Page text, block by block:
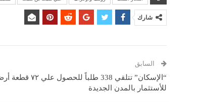
شارك
السابق
“الإسكان” تتلقي 338 طلباً للحصول علي ۷۲
للأستثمار بالمدن الجديدة